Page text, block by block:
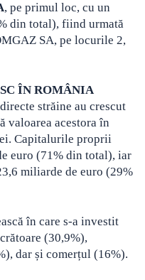
, pe primul loc, cu un
din total), fiind urmată
SA, pe locurile 2,
ÎN ROMÂNIA
străine au crescut
valoarea acestora în
Capitalurile proprii
euro (71% din total), iar
miliarde de euro (29%
în care s-a investit
(30,9%),
dar și comerțul (16%).